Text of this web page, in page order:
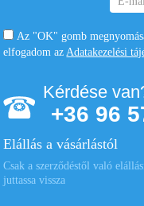
Az "OK" gomb
elfogadom az Adatakezelési
Kérdése
+36 96
Elállás a vásárlástól
Csak a szerződéstől való
juttassa vissza